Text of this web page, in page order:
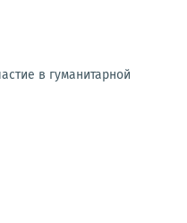
в гуманитарной